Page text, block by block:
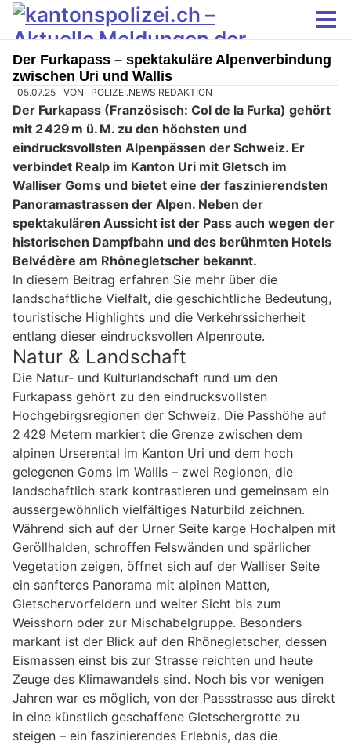
Der Furkapass – spektakuläre Alpenverbindung
zwischen Uri und Wallis
05.07.25 VON POLIZEI.NEWS REDAKTION
Der Furkapass (Französisch: Col de la Furka) gehört
mit 2 429 m ü. M. zu den höchsten und
eindrucksvollsten Alpenpässen der Schweiz. Er
verbindet Realp im Kanton Uri mit Gletsch im
Walliser Goms und bietet eine der faszinierendsten
Panoramastrassen der Alpen. Neben der
spektakulären Aussicht ist der Pass auch wegen der
historischen Dampfbahn und des berühmten Hotels
Belvédère am Rhônegletscher bekannt.
In diesem Beitrag erfahren Sie mehr über die
landschaftliche Vielfalt, die geschichtliche Bedeutung,
touristische Highlights und die Verkehrssicherheit
entlang dieser eindrucksvollen Alpenroute.
Natur & Landschaft
Die Natur- und Kulturlandschaft rund um den
Furkapass gehört zu den eindrucksvollsten
Hochgebirgsregionen der Schweiz. Die Passhöhe auf
2 429 Metern markiert die Grenze zwischen dem
alpinen Urserental im Kanton Uri und dem hoch
gelegenen Goms im Wallis – zwei Regionen, die
landschaftlich stark kontrastieren und gemeinsam ein
aussergewöhnlich vielfältiges Naturbild zeichnen.
Während sich auf der Urner Seite karge Hochalpen mit
Geröllhalden, schroffen Felswänden und spärlicher
Vegetation zeigen, öffnet sich auf der Walliser Seite
ein sanfteres Panorama mit alpinen Matten,
Gletschervorfeldern und weiter Sicht bis zum
Weisshorn oder zur Mischabelgruppe. Besonders
markant ist der Blick auf den Rhônegletscher, dessen
Eismassen einst bis zur Strasse reichten und heute
Zeuge des Klimawandels sind. Noch bis vor wenigen
Jahren war es möglich, von der Passstrasse aus direkt
in eine künstlich geschaffene Gletschergrotte zu
steigen – ein faszinierendes Erlebnis, das die